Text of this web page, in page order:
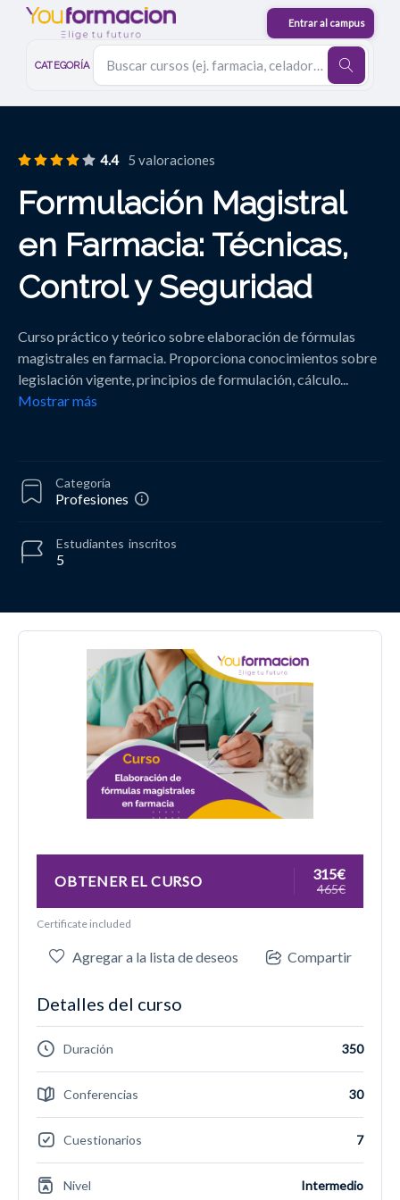
CATEGORÍA
4.4 5 valoraciones
Formulación Magistral
en Farmacia: Técnicas,
Control y Seguridad
Curso práctico y teórico sobre elaboración de fórmulas
magistrales en farmacia. Proporciona conocimientos sobre
legislación vigente, principios de formulación, cálculo
Mostrar más
Categoría
Profesiones
5
Estudiantes inscritos
OBTENER EL CURSO 315€
465€
Certificate included
Agregar a la lista de deseos Compartir
Detalles del curso
Duración 350
Conferencias 30
Cuestionarios 7
Nivel Intermedio